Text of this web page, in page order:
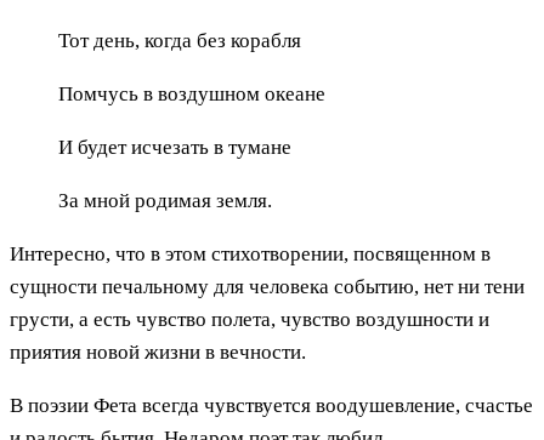
Тот день, когда без корабля
Помчусь в воздушном океане
И будет исчезать в тумане
За мной родимая земля.
Интересно, что в этом стихотворении, посвященном в
сущности печальному для человека событию, нет ни тени
грусти, а есть чувство полета, чувство воздушности и
приятия новой жизни в вечности.
В поэзии Фета всегда чувствуется воодушевление, счастье